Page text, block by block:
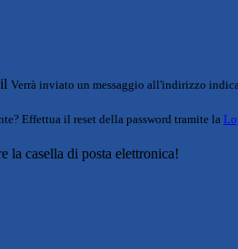
Verrà inviato un messaggio all'indirizzo
Effettua il reset della password tramite la
la casella di posta elettronica!